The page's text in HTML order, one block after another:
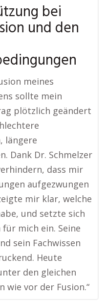
bei
und den
meines
sollte mein
plötzlich geändert
längere
Dank Dr. Schmelzer
dass mir
aufgezwungen
mir klar, welche
und setzte sich
mich ein. Seine
sein Fachwissen
Heute
den gleichen
wie vor der Fusion.“